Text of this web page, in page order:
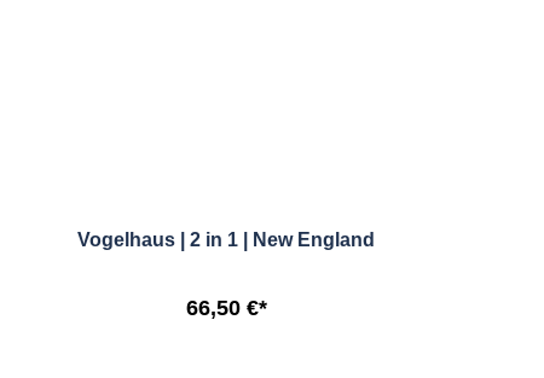
Vogelhaus | 2 in 1 | New England
66,50 €*